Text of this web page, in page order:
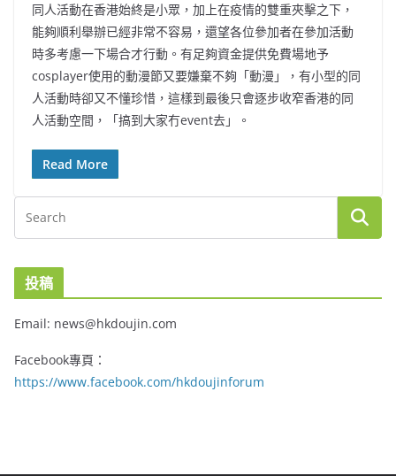
同人活動在香港始終是小眾，加上在疫情的雙重夾擊之下，
能夠順利舉辦已經非常不容易，還望各位參加者在參加活動
時多考慮一下場合才行動。有足夠資金提供免費場地予
cosplayer使用的動漫節又要嫌棄不夠「動漫」，有小型的同
人活動時卻又不懂珍惜，這樣到最後只會逐步收窄香港的同
人活動空間，「搞到大家冇event去」。
Read More
投稿
Email: news@hkdoujin.com
Facebook專頁：
https://www.facebook.com/hkdoujinforum